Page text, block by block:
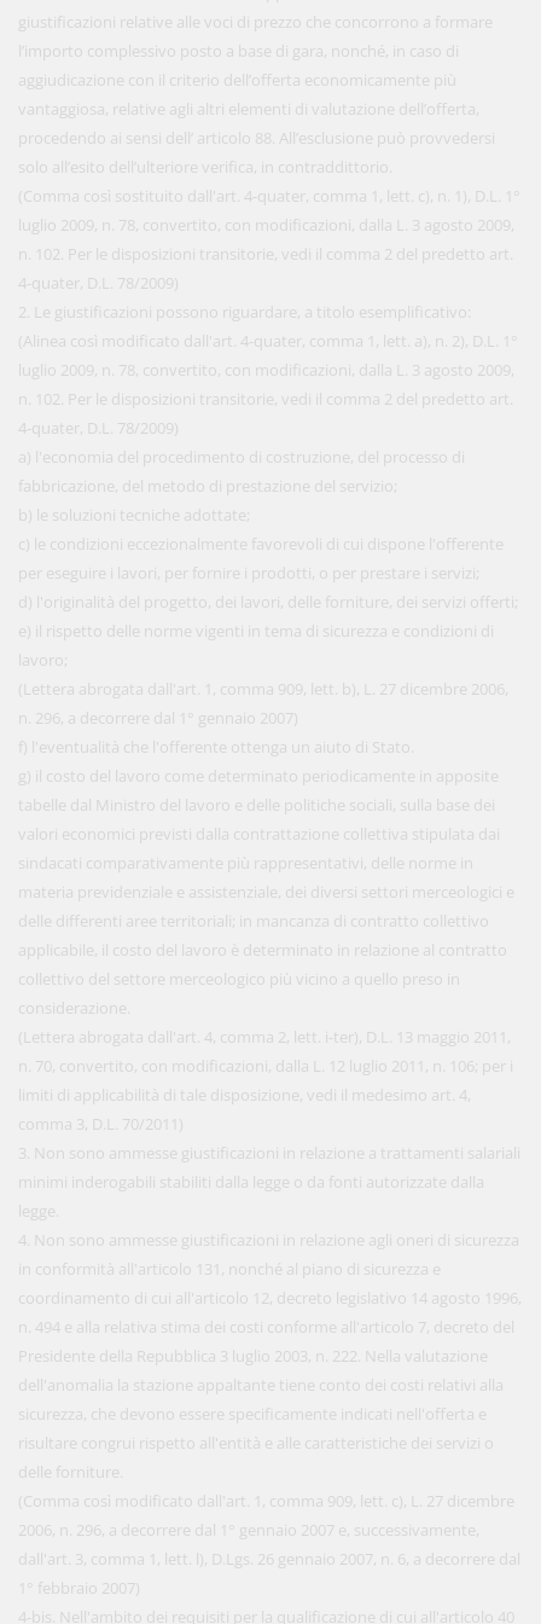
giustificazioni relative alle voci di prezzo che concorrono a formare
l’importo complessivo posto a base di gara, nonché, in caso di
aggiudicazione con il criterio dell’offerta economicamente più
vantaggiosa, relative agli altri elementi di valutazione dell’offerta,
procedendo ai sensi dell’ articolo 88. All’esclusione può provvedersi
solo all’esito dell’ulteriore verifica, in contraddittorio.
(Comma così sostituito dall'art. 4-quater, comma 1, lett. c), n. 1), D.L. 1°
luglio 2009, n. 78, convertito, con modificazioni, dalla L. 3 agosto 2009,
n. 102. Per le disposizioni transitorie, vedi il comma 2 del predetto art.
4-quater, D.L. 78/2009)
2. Le giustificazioni possono riguardare, a titolo esemplificativo:
(Alinea così modificato dall'art. 4-quater, comma 1, lett. a), n. 2), D.L. 1°
luglio 2009, n. 78, convertito, con modificazioni, dalla L. 3 agosto 2009,
n. 102. Per le disposizioni transitorie, vedi il comma 2 del predetto art.
4-quater, D.L. 78/2009)
a) l'economia del procedimento di costruzione, del processo di
fabbricazione, del metodo di prestazione del servizio;
b) le soluzioni tecniche adottate;
c) le condizioni eccezionalmente favorevoli di cui dispone l'offerente
per eseguire i lavori, per fornire i prodotti, o per prestare i servizi;
d) l'originalità del progetto, dei lavori, delle forniture, dei servizi offerti;
e) il rispetto delle norme vigenti in tema di sicurezza e condizioni di
lavoro;
(Lettera abrogata dall'art. 1, comma 909, lett. b), L. 27 dicembre 2006,
n. 296, a decorrere dal 1° gennaio 2007)
f) l'eventualità che l'offerente ottenga un aiuto di Stato.
g) il costo del lavoro come determinato periodicamente in apposite
tabelle dal Ministro del lavoro e delle politiche sociali, sulla base dei
valori economici previsti dalla contrattazione collettiva stipulata dai
sindacati comparativamente più rappresentativi, delle norme in
materia previdenziale e assistenziale, dei diversi settori merceologici e
delle differenti aree territoriali; in mancanza di contratto collettivo
applicabile, il costo del lavoro è determinato in relazione al contratto
collettivo del settore merceologico più vicino a quello preso in
considerazione.
(Lettera abrogata dall'art. 4, comma 2, lett. i-ter), D.L. 13 maggio 2011,
n. 70, convertito, con modificazioni, dalla L. 12 luglio 2011, n. 106; per i
limiti di applicabilità di tale disposizione, vedi il medesimo art. 4,
comma 3, D.L. 70/2011)
3. Non sono ammesse giustificazioni in relazione a trattamenti salariali
minimi inderogabili stabiliti dalla legge o da fonti autorizzate dalla
legge.
4. Non sono ammesse giustificazioni in relazione agli oneri di sicurezza
in conformità all'articolo 131, nonché al piano di sicurezza e
coordinamento di cui all'articolo 12, decreto legislativo 14 agosto 1996,
n. 494 e alla relativa stima dei costi conforme all'articolo 7, decreto del
Presidente della Repubblica 3 luglio 2003, n. 222. Nella valutazione
dell'anomalia la stazione appaltante tiene conto dei costi relativi alla
sicurezza, che devono essere specificamente indicati nell'offerta e
risultare congrui rispetto all'entità e alle caratteristiche dei servizi o
delle forniture.
(Comma così modificato dall'art. 1, comma 909, lett. c), L. 27 dicembre
2006, n. 296, a decorrere dal 1° gennaio 2007 e, successivamente,
dall'art. 3, comma 1, lett. l), D.Lgs. 26 gennaio 2007, n. 6, a decorrere dal
1° febbraio 2007)
4-bis. Nell'ambito dei requisiti per la qualificazione di cui all'articolo 40